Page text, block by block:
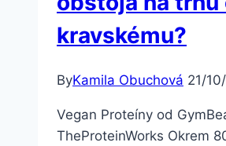
kravskému?
ByKamila Obuchová 21/
Vegan Proteíny od
TheProteinWorks Okrem